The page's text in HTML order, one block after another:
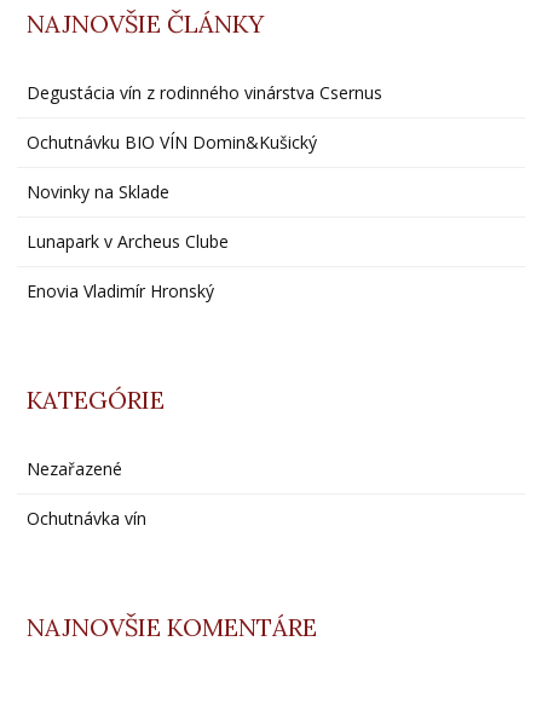
NAJNOVŠIE ČLÁNKY
Degustácia vín z rodinného vinárstva Csernus
Ochutnávku BIO VÍN Domin&Kušický
Novinky na Sklade
Lunapark v Archeus Clube
Enovia Vladimír Hronský
KATEGÓRIE
Nezařazené
Ochutnávka vín
NAJNOVŠIE KOMENTÁRE